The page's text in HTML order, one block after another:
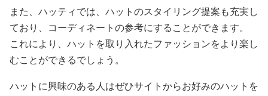
また、ハッティでは、ハットのスタイリング提案も充実し
ており、コーディネートの参考にすることができます。
これにより、ハットを取り入れたファッションをより楽し
むことができるでしょう。
ハットに興味のある人はぜひサイトからお好みのハットを